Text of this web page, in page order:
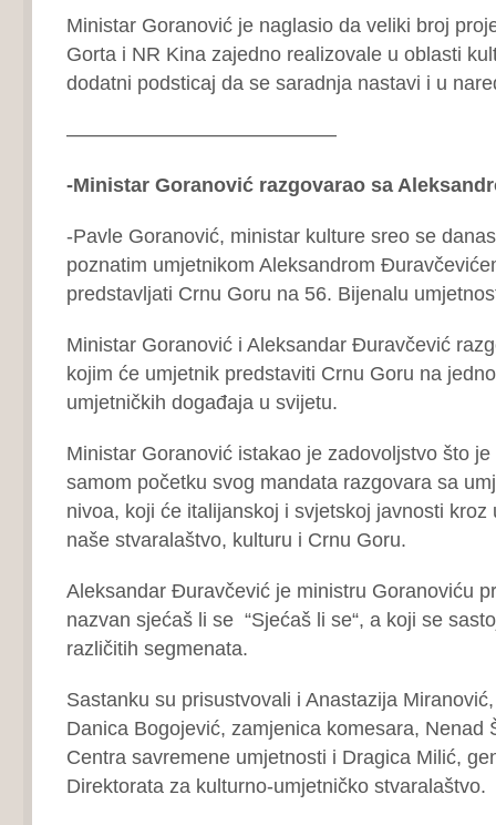
Ministar Goranović je naglasio da veliki broj
Gorta i NR Kina zajedno realizovale u oblasti
dodatni podsticaj da se saradnja nastavi i u
—————————————–
-Ministar Goranović razgovarao sa
-Pavle Goranović, ministar kulture sreo se
poznatim umjetnikom Aleksandrom
predstavljati Crnu Goru na 56. Bijenalu
Ministar Goranović i Aleksandar Đuravčević
kojim će umjetnik predstaviti Crnu Goru na
umjetničkih događaja u svijetu.
Ministar Goranović istakao je zadovoljstvo što
samom početku svog mandata razgovara sa
nivoa, koji će italijanskoj i svjetskoj javnosti kroz
naše stvaralaštvo, kulturu i Crnu Goru.
Aleksandar Đuravčević je ministru Goranoviću
nazvan sjećaš li se “Sjećaš li se“, a koji se
različitih segmenata.
Sastanku su prisustvovali i Anastazija
Danica Bogojević, zamjenica komesara, Nenad
Centra savremene umjetnosti i Dragica Milić,
Direktorata za kulturno-umjetničko stvaralaštvo.